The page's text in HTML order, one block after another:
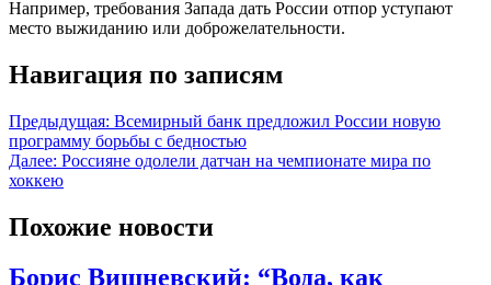
Например, требования Запада дать России отпор уступают
место выжиданию или доброжелательности.
Навигация по записям
Предыдущая: Всемирный банк предложил России новую
программу борьбы с бедностью
Далее: Россияне одолели датчан на чемпионате мира по
хоккею
Похожие новости
Борис Вишневский: “Вода, как